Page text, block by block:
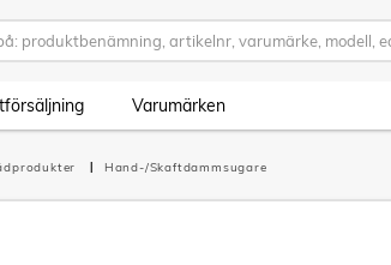
Varumärken
Hand-/Skaftdammsugare